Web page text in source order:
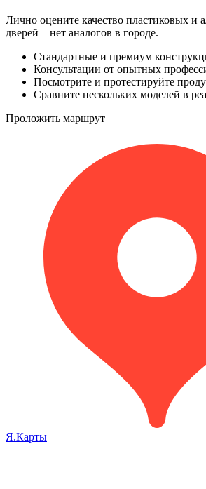
Лично оцените качество пластиковых и
дверей – нет аналогов в городе.
Стандартные и премиум
Консультации от опытных
Посмотрите и протестируйте
Сравните нескольких моделей в
Проложить маршрут
Я.Карты